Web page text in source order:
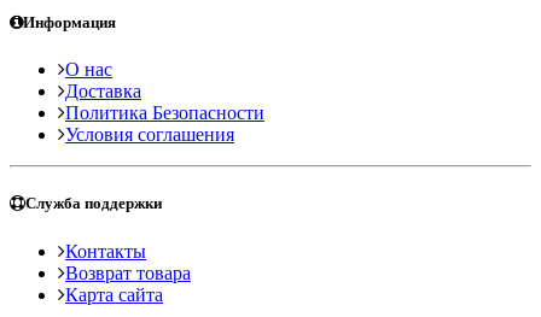
Информация
О нас
Доставка
Политика Безопасности
Условия соглашения
Служба поддержки
Контакты
Возврат товара
Карта сайта